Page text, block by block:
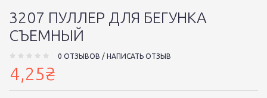
3207 ПУЛЛЕР ДЛЯ БЕГУНКА
СЪЕМНЫЙ
0 ОТЗЫВОВ / НАПИСАТЬ ОТЗЫВ
4,25₴